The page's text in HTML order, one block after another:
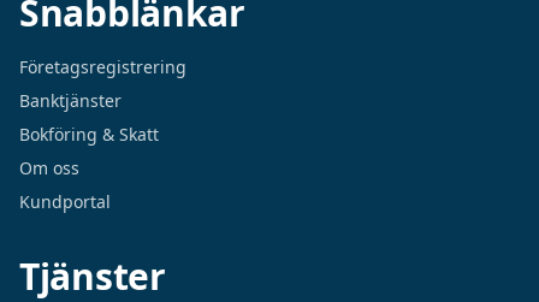
Snabblänkar
Företagsregistrering
Banktjänster
Bokföring & Skatt
Om oss
Kundportal
Tjänster